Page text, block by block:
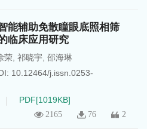
能辅助免散瞳眼底照相筛
临床应用研究
荣 祁晓宇 邵海琳
10.12464/j.issn.0253-
PDF[1019KB]
2165 76 2